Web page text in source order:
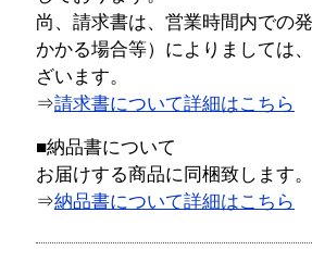
尚、請求書は、営業時間内での
かかる場合等）によりましては
ざいます。
⇒請求書について詳細はこちら
■納品書について
お届けする商品に同梱致します。
⇒納品書について詳細はこちら